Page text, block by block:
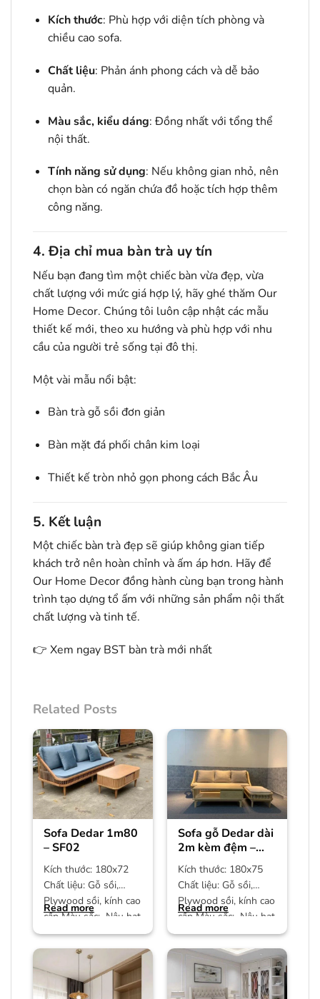
Kích thước: Phù hợp với diện tích phòng và
chiều cao sofa.
Chất liệu: Phản ánh phong cách và dễ bảo
quản.
Màu sắc, kiểu dáng: Đồng nhất với tổng thể
nội thất.
Tính năng sử dụng: Nếu không gian nhỏ, nên
chọn bàn có ngăn chứa đồ hoặc tích hợp thêm
công năng.
4. Địa chỉ mua bàn trà uy tín
Nếu bạn đang tìm một chiếc bàn vừa đẹp, vừa
chất lượng với mức giá hợp lý, hãy ghé thăm Our
Home Decor. Chúng tôi luôn cập nhật các mẫu
thiết kế mới, theo xu hướng và phù hợp với nhu
cầu của người trẻ sống tại đô thị.
Một vài mẫu nổi bật:
Bàn trà gỗ sồi đơn giản
Bàn mặt đá phối chân kim loại
Thiết kế tròn nhỏ gọn phong cách Bắc Âu
5. Kết luận
Một chiếc bàn trà đẹp sẽ giúp không gian tiếp
khách trở nên hoàn chỉnh và ấm áp hơn. Hãy để
Our Home Decor đồng hành cùng bạn trong hành
trình tạo dựng tổ ấm với những sản phẩm nội thất
chất lượng và tinh tế.
👉 Xem ngay BST bàn trà mới nhất
Related Posts
Sofa Dedar 1m80
– SF02
Kích thước: 180x72
Chất liệu: Gỗ sồi,
Plywood sồi, kính cao
cấp Màu sắc: Nâu hạt
dẻ Bảo hành: 12
Read more
Sofa gỗ Dedar dài
2m kèm đệm –
SF01
Kích thước: 180x75
Chất liệu: Gỗ sồi,
Plywood sồi, kính cao
cấp Màu sắc: Nâu hạt
dẻ Bảo hành: 12
Read more